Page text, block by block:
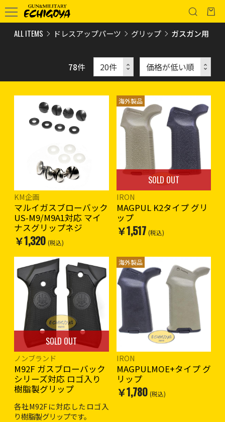
ALL ITEMS ドレスアップパーツ グリップ ガスガン用
78件
KM企画
マルイガスブローバック
US-M9/M9A1対応 マイ
ナスグリップネジ
￥1,320 (税込)
海外製品
SOLD OUT
IRON
MAGPUL K2タイプ グリ
ップ
￥1,517 (税込)
SOLD OUT
ノンブランド
M92F ガスブローバック
シリーズ対応 ロゴ入り
樹脂製グリップ
各社M92Fに対応したロゴ入
り樹脂製グリップです。
海外製品
IRON
MAGPULMOE+タイプ グ
リップ
￥1,780 (税込)